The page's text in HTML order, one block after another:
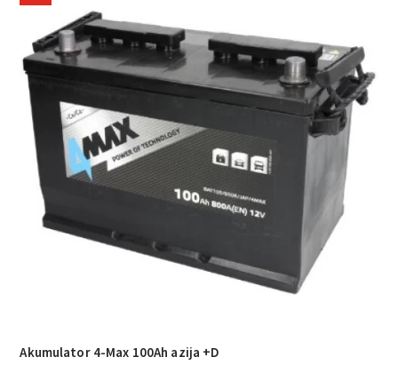
Akumulator 4-Max 100Ah azija +D